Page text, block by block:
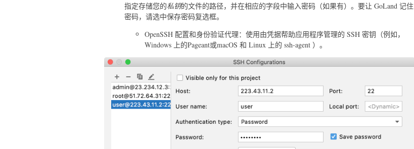
指定存储您的私钥的文件的路径，并在相应的字段中输入密码（如果有）。要让 GoLand 记住
密码，请选中保存密码复选框。
OpenSSH 配置和身份验证代理：使用由凭据帮助应用程序管理的 SSH 密钥（例如，
Windows 上的Pageant或macOS 和 Linux 上的 ssh-agent ）。